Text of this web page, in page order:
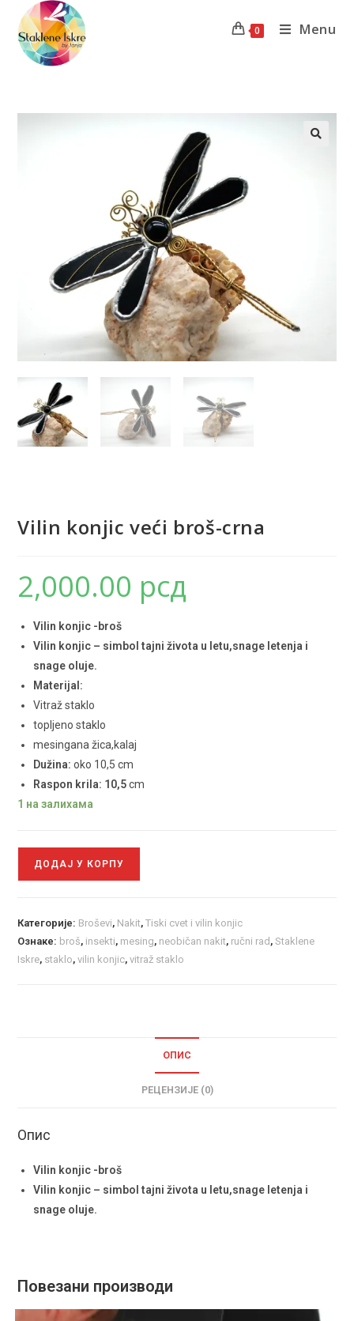
0 Menu
Previous Product
Vilin konjic veći broš-crna
2,000.00 рсд
Vilin konjic -broš
Vilin konjic – simbol tajni života u letu,snage letenja i
snage oluje.
Materijal:
Vitraž staklo
topljeno staklo
mesingana žica,kalaj
Dužina:oko 10,5 cm
Raspon krila: 10,5cm
1 на залихама
ДОДАЈ У КОРПУ
Категорије: Broševi, Nakit,Tiski cvet i vilin konjic
Ознаке: broš, insekti, mesing, neobičan nakit, ručni rad ,Staklene
Iskre, staklo,vilin konjic,vitraž staklo
ОПИС
РЕЦЕНЗИЈЕ (0)
Опис
Vilin konjic -broš
Vilin konjic – simbol tajni života u letu,snage letenja i
snage oluje.
Повезани производи